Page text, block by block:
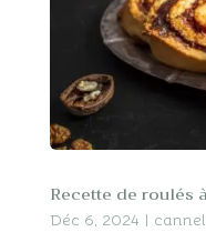
Recette de roulés
Déc 6, 2024 |